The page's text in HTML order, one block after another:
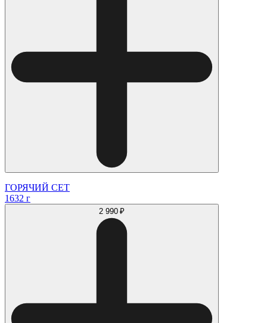
ГОРЯЧИЙ СЕТ
1632 г
2 990 ₽